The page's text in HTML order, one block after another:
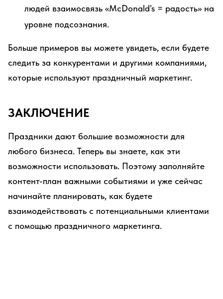
людей взаимосвязь «McDonald’s = радость» на
уровне подсознания.
Больше примеров вы можете увидеть, если будете
следить за конкурентами и другими компаниями,
которые используют праздничный маркетинг.
ЗАКЛЮЧЕНИЕ
Праздники дают большие возможности для
любого бизнеса. Теперь вы знаете, как эти
возможности использовать. Поэтому заполняйте
контент-план важными событиями и уже сейчас
начинайте планировать, как будете
взаимодействовать с потенциальными клиентами
с помощью праздничного маркетинга.